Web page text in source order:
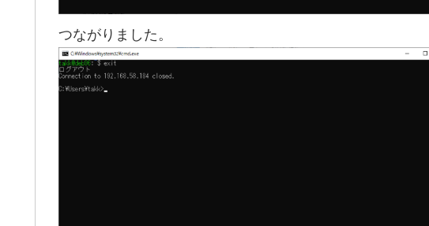
つながりました。